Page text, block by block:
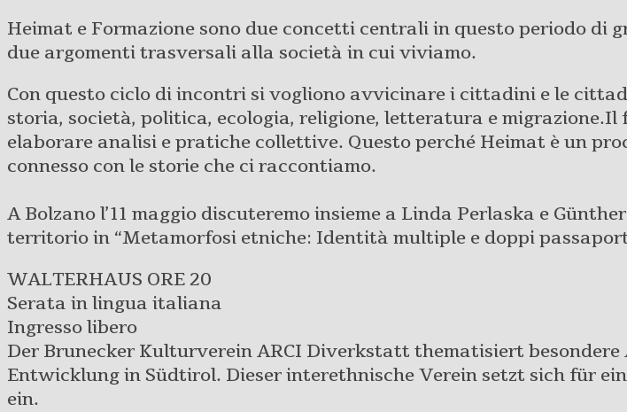
​​Heimat e Formazione sono due concetti centrali in questo periodo
due argomenti trasversali alla società in cui viviamo.
Con questo ciclo di incontri si vogliono avvicinare i cittadini e le
storia, società, politica, ecologia, religione, letteratura e migrazione.Il
elaborare analisi e pratiche collettive. Questo perché Heimat è un
connesso con le storie che ci raccontiamo.
​​A Bolzano l’11 maggio discuteremo insieme a Linda Perlaska e
territorio in “Metamorfosi etniche: Identità multiple e doppi
WALTERHAUS ORE 20
Serata in lingua italiana
Ingresso libero
Der Brunecker Kulturverein ARCI Diverkstatt thematisiert besondere
Entwicklung in Südtirol. Dieser interethnische Verein setzt sich für
ein.